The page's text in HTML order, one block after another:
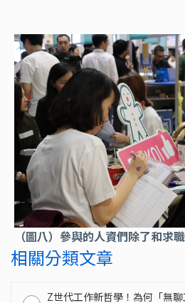
（圖八）參與的人資們除了和求
相關分類文章
Z世代工作新哲學！為何「無